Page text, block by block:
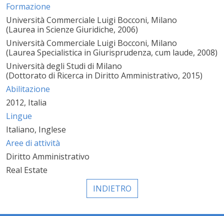
Formazione
Università Commerciale Luigi Bocconi, Milano
(Laurea in Scienze Giuridiche, 2006)
Università Commerciale Luigi Bocconi, Milano
(Laurea Specialistica in Giurisprudenza, cum laude, 2008)
Università degli Studi di Milano
(Dottorato di Ricerca in Diritto Amministrativo, 2015)
Abilitazione
2012, Italia
Lingue
Italiano, Inglese
Aree di attività
Diritto Amministrativo
Real Estate
INDIETRO